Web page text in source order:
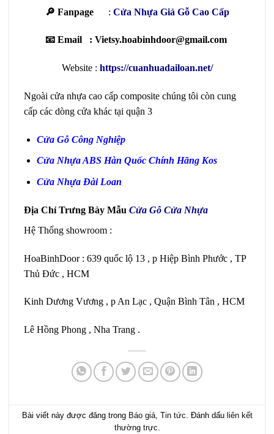
🔎 Fanpage : Cửa Nhựa Giả Gỗ Cao Cấp
📧 Email : Vietsy.hoabinhdoor@gmail.com
Website : https://cuanhuadailoan.net/
Ngoài cửa nhựa cao cấp composite chúng tôi còn cung
cấp các dòng cửa khác tại quận 3
Cửa Gỗ Công Nghiệp
Cửa Nhựa ABS Hàn QuốcChính Hãng Kos
Cửa Nhựa Đài Loan
Địa Chỉ Trưng Bày Mẫu Cửa Gỗ Cửa Nhựa
Hệ Thống showroom :
HoaBinhDoor : 639 quốc lộ 13 , p Hiệp Bình Phước , TP
Thủ Đức , HCM
Kinh Dương Vương , p An Lạc , Quận Bình Tân , HCM
Lê Hồng Phong , Nha Trang .
Bài viết này được đăng trong Báo giá, Tin tức . Đánh dấu liên kết
thường trực